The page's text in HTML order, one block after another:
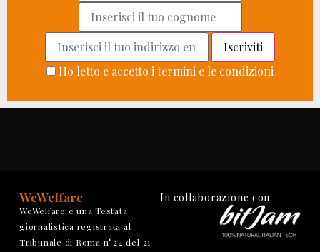
Ho letto e accetto i termini e le condizioni
WeWelfare
WeWelfare è una Testata
giornalistica registrata al
Tribunale di Roma n°24 del 21
In collaborazione con: